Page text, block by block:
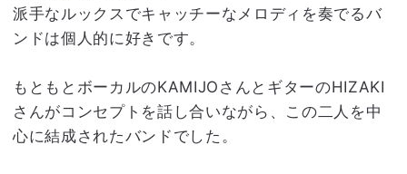
派手なルックスでキャッチーなメロディを奏でるバ
ンドは個人的に好きです。
もともとボーカルのKAMIJOさんとギターのHIZAKI
さんがコンセプトを話し合いながら、この二人を中
心に結成されたバンドでした。